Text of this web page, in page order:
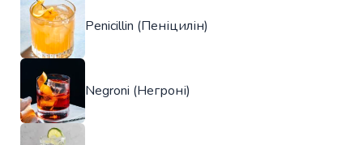
Penicillin (Пеніцилін)
Negroni (Негроні)